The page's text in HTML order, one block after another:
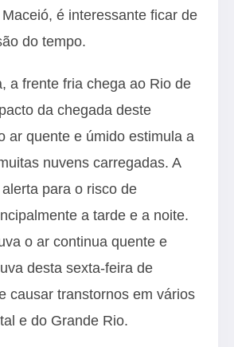
é interessante ficar de
do tempo.
a frente fria chega ao Rio de
da chegada deste
ar quente e úmido estimula a
nuvens carregadas. A
para o risco de
a tarde e a noite.
o ar continua quente e
desta sexta-feira de
causar transtornos em vários
e do Grande Rio.